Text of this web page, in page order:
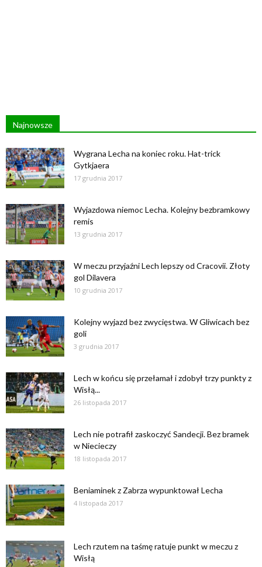
Najnowsze
Wygrana Lecha na koniec roku. Hat-trick
Gytkjaera
17 grudnia 2017
Wyjazdowa niemoc Lecha. Kolejny bezbramkowy
remis
13 grudnia 2017
W meczu przyjaźni Lech lepszy od Cracovii. Złoty
gol Dilavera
10 grudnia 2017
Kolejny wyjazd bez zwycięstwa. W Gliwicach bez
goli
3 grudnia 2017
Lech w końcu się przełamał i zdobył trzy punkty z
Wisłą...
26 listopada 2017
Lech nie potrafił zaskoczyć Sandecji. Bez bramek
w Niecieczy
18 listopada 2017
Beniaminek z Zabrza wypunktował Lecha
4 listopada 2017
Lech rzutem na taśmę ratuje punkt w meczu z
Wisłą